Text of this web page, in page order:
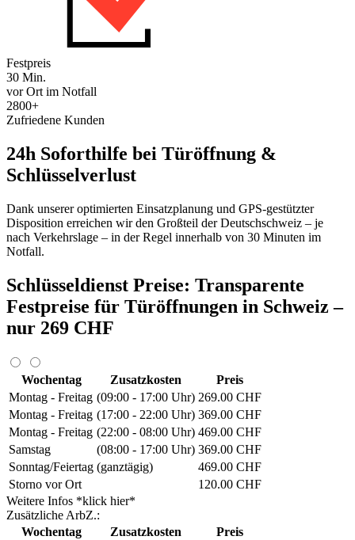
Festpreis
30 Min.
vor Ort im Notfall
2800+
Zufriedene Kunden
24h Soforthilfe bei Türöffnung &
Schlüsselverlust
Dank unserer optimierten Einsatzplanung und GPS-gestützter
Disposition erreichen wir den Großteil der Deutschschweiz – je
nach Verkehrslage – in der Regel innerhalb von 30 Minuten im
Notfall.
Schlüsseldienst Preise: Transparente
Festpreise für Türöffnungen in Schweiz –
nur 269 CHF
Wochentag Zusatzkosten
Preis
Montag - Freitag (09:00 - 17:00 Uhr) 269.00 CHF
Montag - Freitag (17:00 - 22:00 Uhr) 369.00 CHF
Montag - Freitag (22:00 - 08:00 Uhr) 469.00 CHF
Samstag
(08:00 - 17:00 Uhr) 369.00 CHF
Sonntag/Feiertag (ganztägig)
469.00 CHF
Storno vor Ort
120.00 CHF
Weitere Infos *klick hier*
Zusätzliche ArbZ.:
Wochentag
Zusatzkosten
Preis